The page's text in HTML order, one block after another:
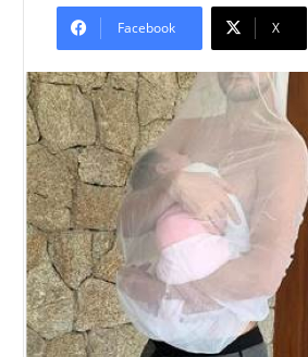
Facebook X